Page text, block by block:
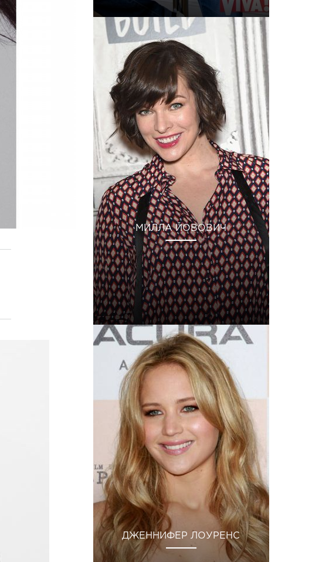
МИЛЛА ЙОВОВИЧ
ДЖЕННИФЕР ЛОУРЕНС